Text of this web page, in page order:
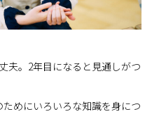
夫。2年目になると見通しがつ
めにいろいろな知識を身につ